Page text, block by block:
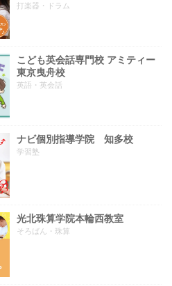
打楽器・ドラム
こども英会話専門校 アミティー
東京曳舟校
英語・英会話
ナビ個別指導学院 知多校
学習塾
光北珠算学院本輪西教室
そろばん・珠算